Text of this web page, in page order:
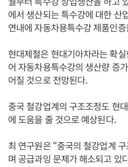
에서 생산되는 특수강에 대한 산
연내에 자동차용특수강 제품인
현대제철은 현대기아차라는 확
어 자동차용특수강의 생산량 증
어질 것으로 전망된다.
중국 철강업계의 구조조정도 현
에 도움을 줄 것으로 예상된다.
최 연구원은 “중국의 철강업계
며 공급과잉 문제가 해소되고 있